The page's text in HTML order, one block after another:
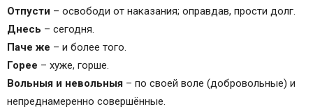
Отпусти – освободи от наказания; оправдав, прости долг.
Днесь – сегодня.
Паче же – и более того.
Горее – хуже, горше.
Вольныя и невольныя – по своей воле (добровольные) и
непреднамеренно совершённые.